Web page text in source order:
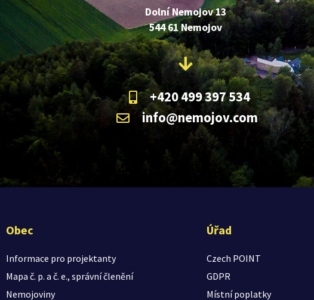
Dolní Nemojov 13
544 61 Nemojov
+420 499 397 534
info@nemojov.com
Obec
Informace pro projektanty
Mapa č. p. a č. e., správní členění
Nemojoviny
Úřad
Czech POINT
GDPR
Místní poplatky